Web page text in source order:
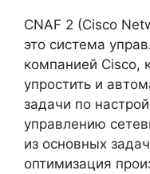
CNAF 2 (Cisco
это система
компанией Cisco,
упростить и
задачи по
управлению
из основных
оптимизация